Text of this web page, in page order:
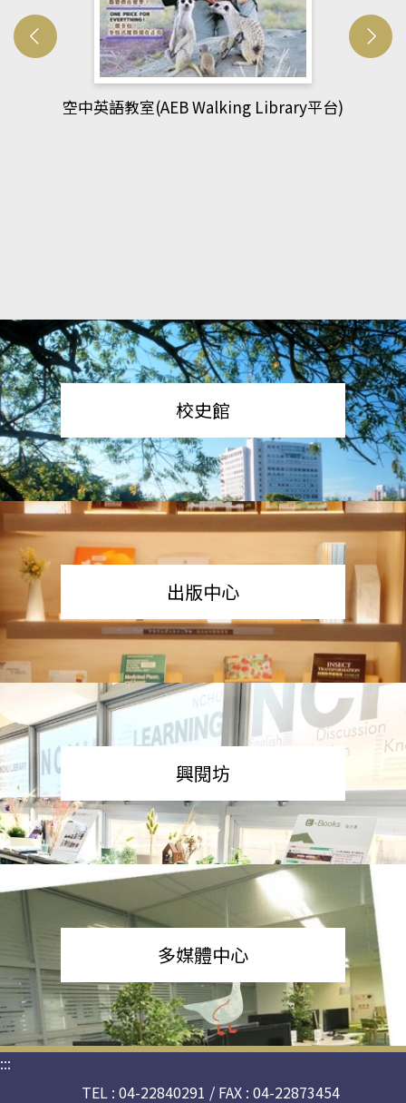
網管人(kono平台)
校史館
出版中心
興閱坊
多媒體中心
:::
TEL : 04-22840291 / FAX : 04-22873454